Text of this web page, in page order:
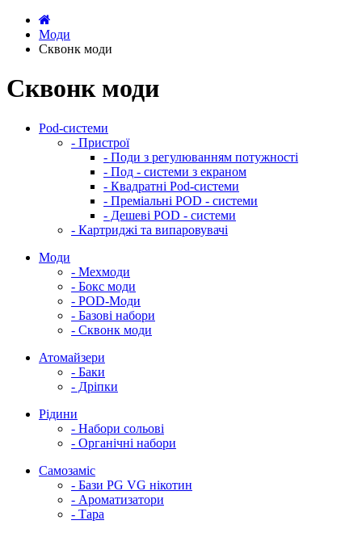
Моди
Сквонк моди
Сквонк моди
Pod-системи
- Пристрої
- Поди з регулюванням потужності
- Под - системи з екраном
- Квадратні Pod-системи
- Преміальні POD - системи
- Дешеві POD - системи
- Картриджі та випаровувачі
Моди
- Мехмоди
- Бокс моди
- POD-Моди
- Базові набори
- Сквонк моди
Атомайзери
- Баки
- Дріпки
Рідини
- Набори сольові
- Органічні набори
Самозаміс
- Бази PG VG нікотин
- Ароматизатори
- Тара